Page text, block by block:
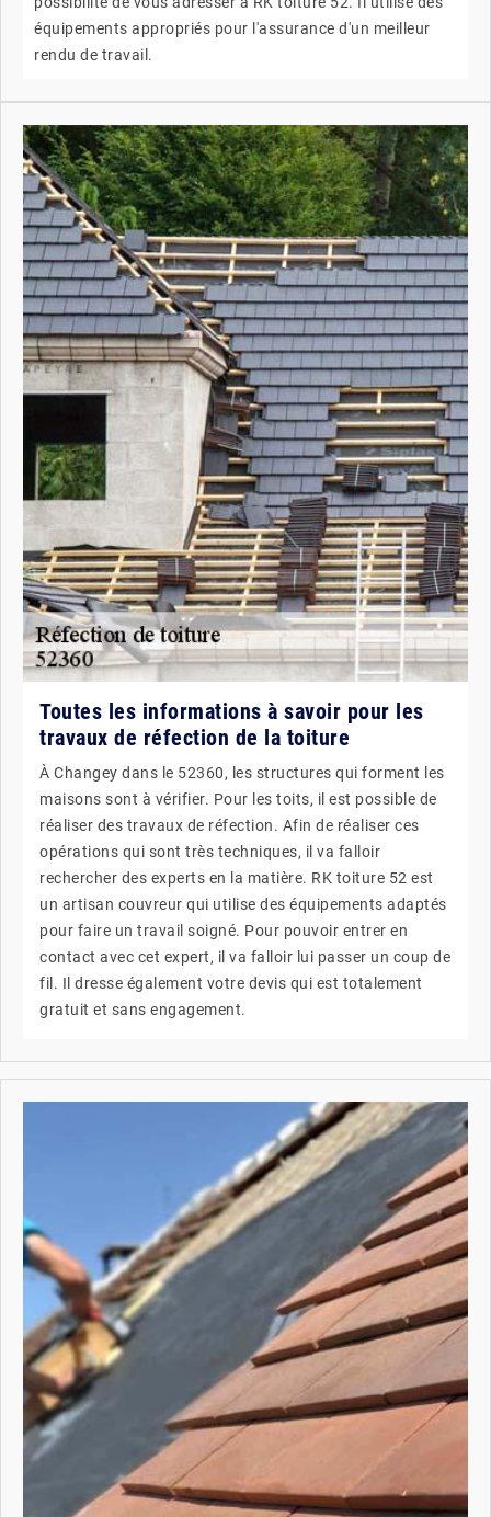
équipements appropriés pour l'assurance d'un meilleur
rendu de travail.
Toutes les informations à savoir pour les
travaux de réfection de la toiture
À Changey dans le 52360, les structures qui forment les
maisons sont à vérifier. Pour les toits, il est possible de
réaliser des travaux de réfection. Afin de réaliser ces
opérations qui sont très techniques, il va falloir
rechercher des experts en la matière. RK toiture 52 est
un artisan couvreur qui utilise des équipements adaptés
pour faire un travail soigné. Pour pouvoir entrer en
contact avec cet expert, il va falloir lui passer un coup de
fil. Il dresse également votre devis qui est totalement
gratuit et sans engagement.